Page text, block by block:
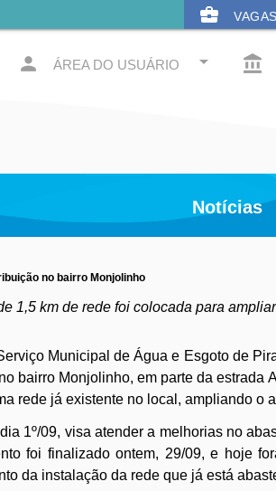
business_center
person ÁREA DO USUÁRIO arrow_drop_down account_balance
Notícias
no bairro Monjolinho
1,5 km de rede foi colocada para
Municipal de Água e Esgoto de
bairro Monjolinho, em parte da estrada
rede já existente no local, ampliando o
1º/09, visa atender a melhorias no
foi finalizado ontem, 29/09, e hoje
da instalação da rede que já está